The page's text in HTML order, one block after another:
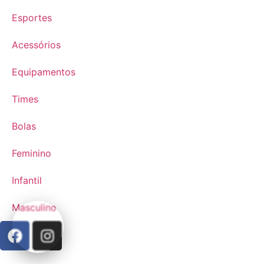
Esportes
Acessórios
Equipamentos
Times
Bolas
Feminino
Infantil
Masculino